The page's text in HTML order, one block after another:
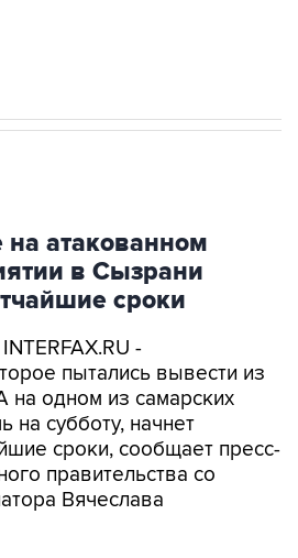
атакованном
в Сызрани
сроки
-
пытались вывести из
на одном из самарских
на субботу, начнет
сроки, сообщает пресс-
правительства со
Вячеслава